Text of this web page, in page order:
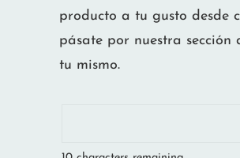
producto a tu gusto desde
pásate por nuestra sección
tu mismo.